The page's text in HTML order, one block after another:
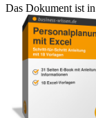
Das Dokument ist